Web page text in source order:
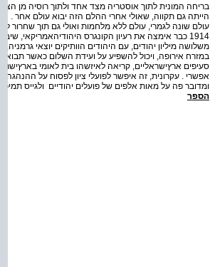
בריחה המונית לתוך אוסטריה מצד אחד ולתוך רוסיה מן
הייתה גם תקווה, שאולי אחרי ההלם הזה יבוא עולם אחר .
1914 כבר אימצה את רעיון הקונגרס היהודי­האמריקאי,
משלושה מיליון יהודים, עם היהודים הוותיקים יוצאי
במזרח אירופה, ויכול להשפיע על ועידת השלום כאשר תבוא .
סעיפים ארץ­ישראליים, קריאה לאיזשהו בית לאומי
ומדובר פה על מאות אלפים של פועלים יהודיים ­ ולגייס
הספר